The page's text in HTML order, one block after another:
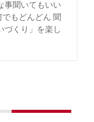
事聞いてもいい
もどんどん 聞
づくり」を楽し